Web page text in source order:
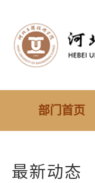
部门首页
最新动态